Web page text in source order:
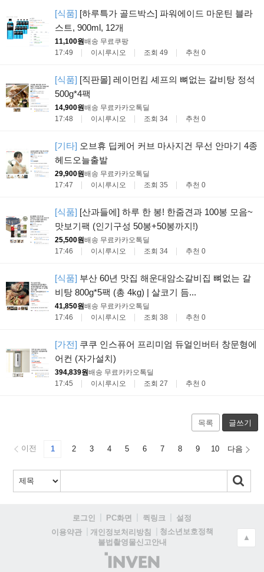
[식품] [하루특가 골드박스] 파워에이드 마운틴 블라
스트, 900ml, 12개
11,100원배송 무료쿠팡
17:49
이시루시오 조회 49 추천 0
[식품] [직판몰] 레이먼킴 셰프의 뼈없는 갈비탕 정석
500g*4팩
14,900원배송 무료카카오톡딜
17:48
이시루시오 조회 34 추천 0
[기타] 오브휴 딥케어 커브 마사지건 무선 안마기 4종
헤드오늘출발
29,900원배송 무료카카오톡딜
17:47
이시루시오 조회 35 추천 0
[식품] [산과들에] 하루 한 봉! 한줌견과 100봉 모음~
맛보기팩 (인기구성 50봉+50봉까지!)
25,500원배송 무료카카오톡딜
17:46
이시루시오 조회 34 추천 0
[식품] 부산 60년 맛집 해운대암소갈비집 뼈없는 갈
비탕 800g*5팩 (총 4kg) | 살코기 듬...
41,850원배송 무료카카오톡딜
17:46
이시루시오 조회 38 추천 0
[가전] 쿠쿠 인스퓨어 프리미엄 듀얼인버터 창문형에
어컨 (자가설치)
394,839원배송 무료카카오톡딜
17:45
이시루시오 조회 27 추천 0
목록 글쓰기
이전 1 2 3 4 5 6 7 8 9 10 다음
로그인 PC화면 퀵링크
설정
이용약관
개인정보처리방침
청소년보호정책
불법촬영물신고안내
(주)
인
▲